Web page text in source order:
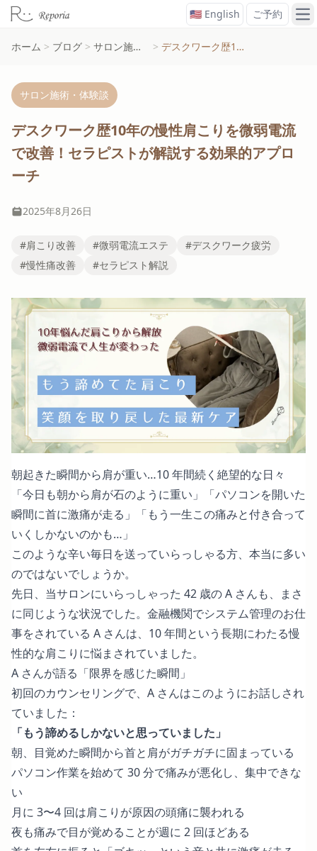
🇺🇸 English ご予約 メ
ホーム > ブログ > サロン施術・体験談 > デスクワーク歴10年の慢性肩こりを微弱電流で改善！セラピストが解説する効果的アプローチ
サロン施術・体験談
デスクワーク歴10年の慢性肩こりを微弱電流
で改善！セラピストが解説する効果的アプロ
ーチ
2025年8月26日
#肩こり改善 #微弱電流エステ
#デスクワーク疲労
#慢性痛改善
#セラピスト解説
朝起きた瞬間から肩が重い…10 年間続く絶望的な日々
「今日も朝から肩が石のように重い」「パソコンを開いた
瞬間に首に激痛が走る」「もう一生この痛みと付き合って
いくしかないのかも…」
このような辛い毎日を送っていらっしゃる方、本当に多い
のではないでしょうか。
先日、当サロンにいらっしゃった 42 歳の A さんも、まさ
に同じような状況でした。金融機関でシステム管理のお仕
事をされている A さんは、10 年間という長期にわたる慢
性的な肩こりに悩まされていました。
A さんが語る「限界を感じた瞬間」
初回のカウンセリングで、A さんはこのようにお話しされ
ていました：
「もう諦めるしかないと思っていました」
朝、目覚めた瞬間から首と肩がガチガチに固まっている
パソコン作業を始めて 30 分で痛みが悪化し、集中できな
い
月に 3〜4 回は肩こりが原因の頭痛に襲われる
夜も痛みで目が覚めることが週に 2 回ほどある